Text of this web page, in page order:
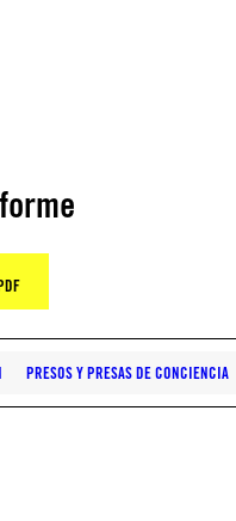
PRESOS Y PRESAS DE CONCIENCIA